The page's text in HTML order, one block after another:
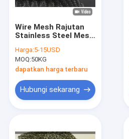
Wire Mesh Rajutan
Stainless Steel Mesh
50*50mm Untuk
Pemisahan Filtrasi
Harga:5-15USD
MOQ:50KG
dapatkan harga terbaru
Hubungi sekarang